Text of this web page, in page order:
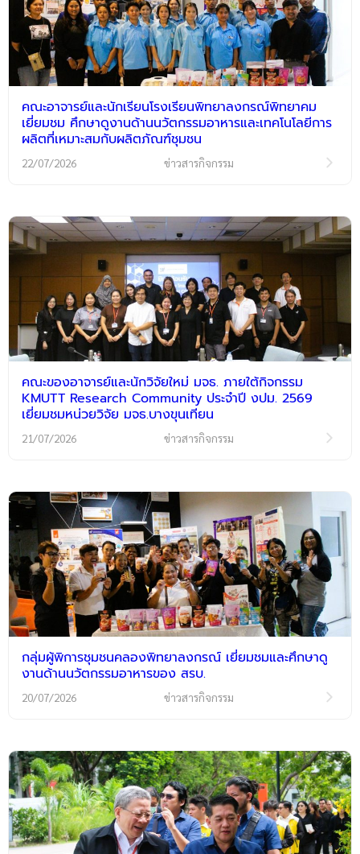
คณะอาจารย์และนักเรียนโรงเรียนพิทยาลงกรณ์พิทยาคม
เยี่ยมชม ศึกษาดูงานด้านนวัตกรรมอาหารและเทคโนโลยีการ
ผลิตที่เหมาะสมกับผลิตภัณฑ์ชุมชน
22/07/2026 ข่าวสารกิจกรรม
คณะของอาจารย์และนักวิจัยใหม่ มจธ. ภายใต้กิจกรรม
KMUTT Research Community ประจำปี งปม. 2569
เยี่ยมชมหน่วยวิจัย มจธ.บางขุนเทียน
21/07/2026 ข่าวสารกิจกรรม
กลุ่มผู้พิการชุมชนคลองพิทยาลงกรณ์ เยี่ยมชมและศึกษาดู
งานด้านนวัตกรรมอาหารของ สรบ.
20/07/2026 ข่าวสารกิจกรรม